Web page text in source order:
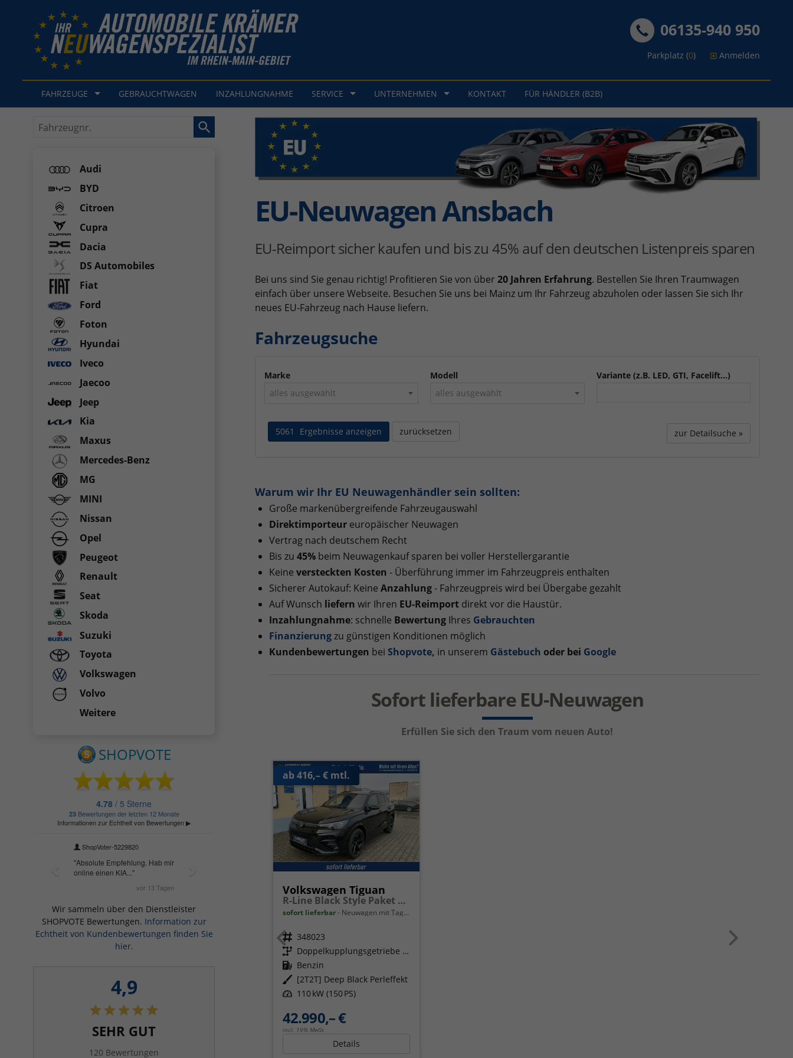
06135-940 950
Parkplatz (0) Anmelden
FAHRZEUGE GEBRAUCHTWAGEN INZAHLUNGNAHME SERVICE UNTERNEHMEN KONTAKT FÜR HÄNDLER (B2B)
EU-Neuwagen Ansbach
EU-Reimport sicher kaufen und bis zu 45% auf den deutschen Listenpreis sparen
Bei uns sind Sie genau richtig! Profitieren Sie von über 20 Jahren Erfahrung. Bestellen Sie Ihren Traumwagen
einfach über unsere Webseite. Besuchen Sie uns bei Mainz um Ihr Fahrzeug abzuholen oder lassen Sie sich Ihr
neues EU-Fahrzeug nach Hause liefern.
Fahrzeugsuche
Marke
alles ausgewählt
Modell
alles ausgewählt
Variante (z.B. LED, GTI, Facelift...)
5061 Ergebnisse anzeigen zurücksetzen zur Detailsuche »
Warum wir Ihr EU Neuwagenhändler sein sollten:
Große markenübergreifende Fahrzeugauswahl
Direktimporteureuropäischer Neuwagen
Vertrag nach deutschem Recht
Bis zu 45%beim Neuwagenkauf sparen bei voller Herstellergarantie
Keine versteckten Kosten - Überführung immer im Fahrzeugpreis enthalten
Sicherer Autokauf: Keine Anzahlung- Fahrzeugpreis wird bei Übergabe gezahlt
Auf Wunsch liefern wir Ihren EU-Reimportdirekt vor die Haustür.
Inzahlungnahme: schnelle BewertungIhres Gebrauchten
Finanzierungzu günstigen Konditionen möglich
Kundenbewertungen bei Shopvote, in unserem Gästebuch oder bei Google
Sofort lieferbare EU-Neuwagen
Erfüllen Sie sich den Traum vom neuen Auto!
ab 416,– € mtl.
Volkswagen Tiguan
R-Line Black Style Paket Navi Matrix-LED ACC
sofort lieferbar Neuwagen mit Tageszulassung
Fahrzeugnr. 348023
Getriebe
Doppelkupplungsgetriebe (DSG)
Kraftstoff Benzin
Außenfarbe [2T2T] Deep Black Perleffekt
Leistung 110 kW (150 PS)
42.990,– €
incl. 19% MwSt.
Details
Fahrzeugnr.
Audi
BYD
Citroen
Cupra
Dacia
DS Automobiles
Fiat
Ford
Foton
Hyundai
Iveco
Jaecoo
Jeep
Kia
Maxus
Mercedes-Benz
MG
MINI
Nissan
Opel
Peugeot
Renault
Seat
Skoda
Suzuki
Toyota
Volkswagen
Volvo
Weitere
Wir sammeln über den Dienstleister
SHOPVOTE Bewertungen. Information zur
Echtheit von Kundenbewertungen finden Sie
hier.
4,9
SEHR GUT
120 Bewertungen